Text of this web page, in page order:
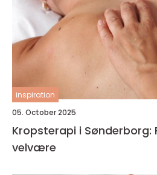
inspiration
05. October 2025
Kropsterapi i Sønderborg:
velvære